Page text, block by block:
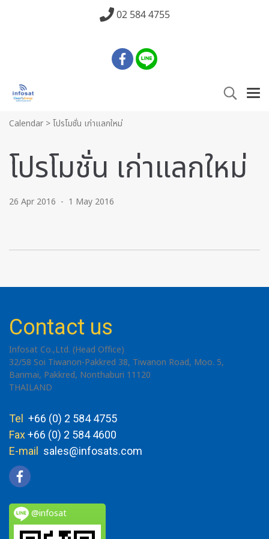
02 584 4755
Calendar >โปรโมชั่น เก่าแลกใหม่
โปรโมชั่น เก่าแลกใหม่
26 Apr 2016 - 1 May 2016
Contact us
Infosat Co.,Ltd. (Head Office)
32/58 Soi Tiwanon-Pakkred 38, Tiwanon Road, Moo. 5,
Banmai, Pakkred, Nonthaburi 11120
THAILAND
Tel
+66 (0) 2 584 4755
Fax+66 (0) 2 584 4600
E-mail sales@infosats.com
@infosat